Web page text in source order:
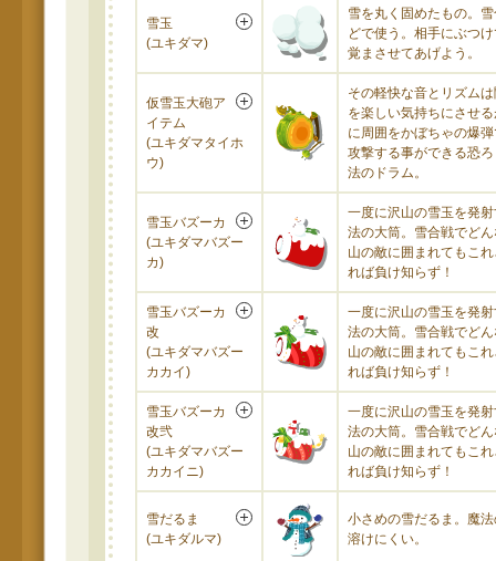
雪玉
(ユキダマ)
雪を丸く固めたもの。
どで使う。相手にぶつ
覚まさせてあげよう。
仮雪玉大砲ア
イテム
(ユキダマタイホ
ウ)
その軽快な音とリズム
を楽しい気持ちにさせ
に周囲をかぼちゃの爆
攻撃する事ができる恐
法のドラム。
雪玉バズーカ
(ユキダマバズー
カ)
一度に沢山の雪玉を発
法の大筒。雪合戦でど
山の敵に囲まれてもこ
れば負け知らず！
雪玉バズーカ
改
(ユキダマバズー
カカイ)
一度に沢山の雪玉を発
法の大筒。雪合戦でど
山の敵に囲まれてもこ
れば負け知らず！
雪玉バズーカ
改弐
(ユキダマバズー
カカイニ)
一度に沢山の雪玉を発
法の大筒。雪合戦でど
山の敵に囲まれてもこ
れば負け知らず！
雪だるま
(ユキダルマ)
小さめの雪だるま。魔
溶けにくい。